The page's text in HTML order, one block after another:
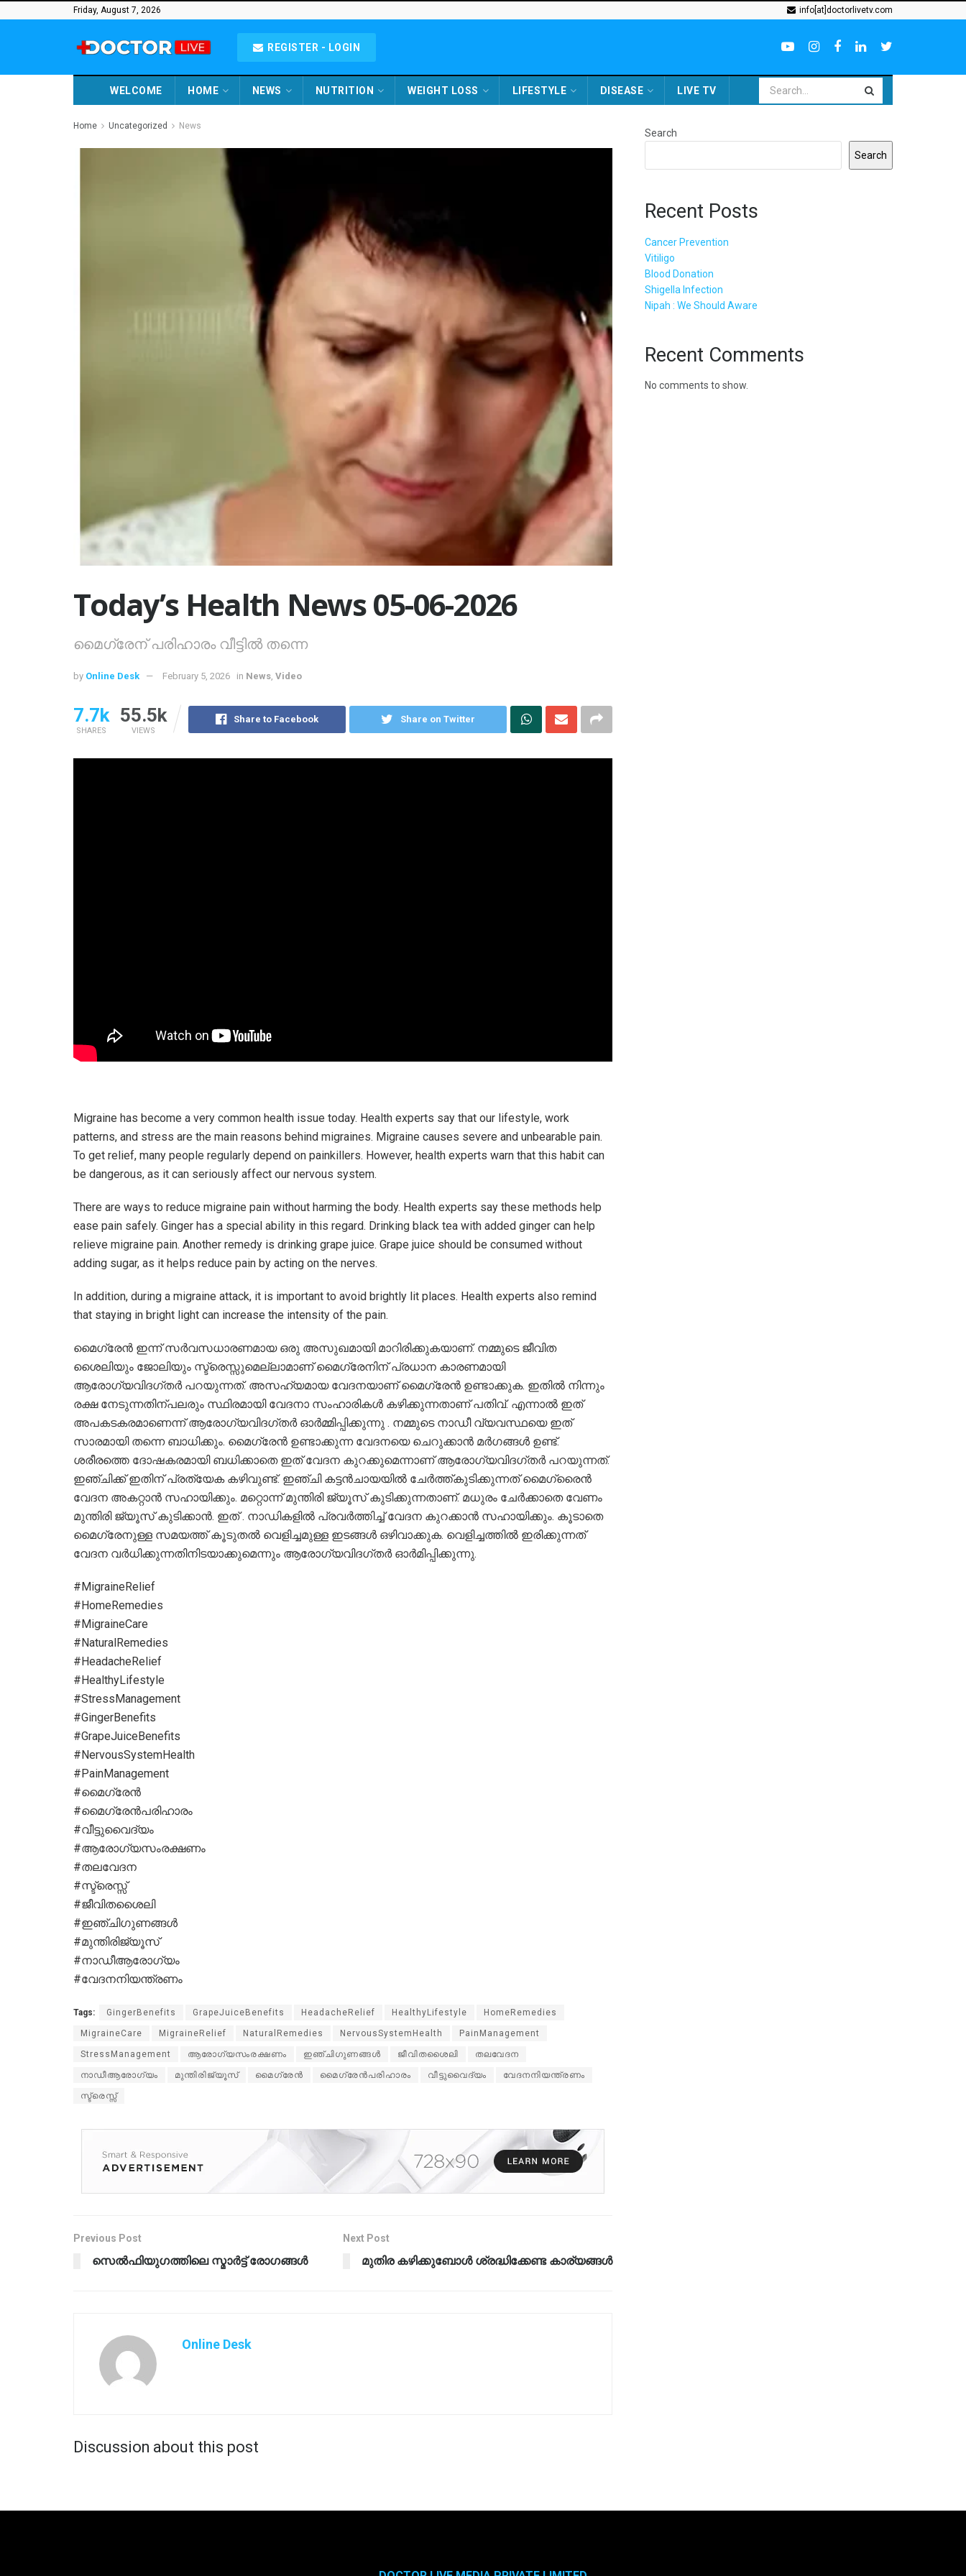
Friday, August 7, 2026 info[at]doctorlivetv.com
REGISTER - LOGIN
WELCOME HOME NEWS NUTRITION WEIGHT LOSS LIFESTYLE DISEASE LIVE TV
Home Uncategorized News
Today’s Health News 05-06-2026
മൈഗ്രേന് പരിഹാരം വീട്ടിൽ തന്നെ
by Online Desk February 5, 2026 in News Video
7.7k
SHARES
55.5k
VIEWS
Share to Facebook Share on Twitter
Migraine has become a very common health issue today. Health experts say that our lifestyle, work
patterns, and stress are the main reasons behind migraines. Migraine causes severe and unbearable pain.
To get relief, many people regularly depend on painkillers. However, health experts warn that this habit can
be dangerous, as it can seriously affect our nervous system.
There are ways to reduce migraine pain without harming the body. Health experts say these methods help
ease pain safely. Ginger has a special ability in this regard. Drinking black tea with added ginger can help
relieve migraine pain. Another remedy is drinking grape juice. Grape juice should be consumed without
adding sugar, as it helps reduce pain by acting on the nerves.
In addition, during a migraine attack, it is important to avoid brightly lit places. Health experts also remind
that staying in bright light can increase the intensity of the pain.
മൈഗ്രേൻ ഇന്ന് സർവസധാരണമായ ഒരു അസുഖമായി മാറിരിക്കുകയാണ്. നമ്മുടെ ജീവിത
ശൈലിയും ജോലിയും സ്ട്രെസ്സുമെല്ലാമാണ് മൈഗ്രേനിന് പ്രധാന കാരണമായി
ആരോഗ്യവിദഗ്തർ പറയുന്നത്. അസഹ്യമായ വേദനയാണ് മൈഗ്രേൻ ഉണ്ടാക്കുക. ഇതിൽ നിന്നും
രക്ഷ നേടുന്നതിന്പലരും സ്ഥിരമായി വേദനാ സംഹാരികൾ കഴിക്കുന്നതാണ് പതിവ്. എന്നാൽ ഇത്
അപകടകരമാണെന്ന് ആരോഗ്യവിദഗ്തർ ഓർമ്മിപ്പിക്കുന്നു . നമ്മുടെ നാഡീ വ്യവസ്ഥയെ ഇത്
സാരമായി തന്നെ ബാധിക്കും. മൈഗ്രേൻ ഉണ്ടാക്കുന്ന വേദനയെ ചെറുക്കാൻ മർഗങ്ങൾ ഉണ്ട്.
ശരീരത്തെ ദോഷകരമായി ബധിക്കാതെ ഇത് വേദന കുറക്കുമെന്നാണ് ആരോഗ്യവിദഗ്തർ പറയുന്നത്.
ഇഞ്ചിക്ക് ഇതിന് പ്രത്യേക കഴിവുണ്ട്. ഇഞ്ചി കട്ടൻചായയിൽ ചേർത്ത്കുടിക്കുന്നത് മൈഗ്രൈൻ
വേദന അകറ്റാൻ സഹാ‍യിക്കും. മറ്റൊന്ന് മുന്തിരി ജ്യൂസ് കുടിക്കുന്നതാണ്. മധുരം ചേർക്കാതെ വേണം
മുന്തിരി ജ്യൂസ് കുടിക്കാൻ. ഇത് . നാഡികളിൽ പ്രവർത്തിച്ച്‌ വേദന കുറക്കാൻ സഹായിക്കും. കൂടാതെ
മൈഗ്രേനുള്ള സമയത്ത്​ കൂടുതൽ വെളിച്ചമുള്ള ഇടങ്ങൾ ഒഴിവാക്കുക. വെളിച്ചത്തിൽ ഇരിക്കുന്നത്​
വേദന വർധിക്കുന്നതിനിടയാക്കുമെന്നും ആരോഗ്യവിദഗ്തർ ഓർമിപ്പിക്കുന്നു.
#MigraineRelief
#HomeRemedies
#MigraineCare
#NaturalRemedies
#HeadacheRelief
#HealthyLifestyle
#StressManagement
#GingerBenefits
#GrapeJuiceBenefits
#NervousSystemHealth
#PainManagement
#മൈഗ്രേൻ
#മൈഗ്രേൻപരിഹാരം
#വീട്ടുവൈദ്യം
#ആരോഗ്യസംരക്ഷണം
#തലവേദന
#സ്ട്രെസ്സ്
#ജീവിതശൈലി
#ഇഞ്ചിഗുണങ്ങൾ
#മുന്തിരിജ്യൂസ്
#നാഡീആരോഗ്യം
#വേദനനിയന്ത്രണം
Tags: GingerBenefits GrapeJuiceBenefits HeadacheRelief HealthyLifestyle HomeRemedies
MigraineCare MigraineRelief NaturalRemedies NervousSystemHealth PainManagement
StressManagement ആരോഗ്യസംരക്ഷണം ഇഞ്ചിഗുണങ്ങൾ ജീവിതശൈലി തലവേദന
നാഡീആരോഗ്യം മുന്തിരിജ്യൂസ് മൈഗ്രേൻ മൈഗ്രേൻപരിഹാരം വീട്ടുവൈദ്യം വേദനനിയന്ത്രണം
സ്ട്രെസ്സ്
Previous Post
സെൽഫിയുഗത്തിലെ സ്മാർട്ട് രോഗങ്ങൾ
Next Post
മുതിര കഴിക്കുബോൾ ശ്രദ്ധിക്കേണ്ട കാര്യങ്ങൾ
Online Desk
Discussion about this post
Search
Search
Recent Posts
Cancer Prevention
Vitiligo
Blood Donation
Shigella Infection
Nipah : We Should Aware
Recent Comments
No comments to show.